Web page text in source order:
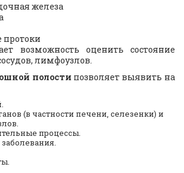
железа
возможность оценить состояние
лимфоузлов.
полости позволяет выявить на
(в частности печени, селезенки) и
процессы.